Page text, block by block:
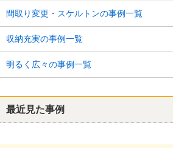
間取り変更・スケルトンの事例一覧
収納充実の事例一覧
明るく広々の事例一覧
最近見た事例